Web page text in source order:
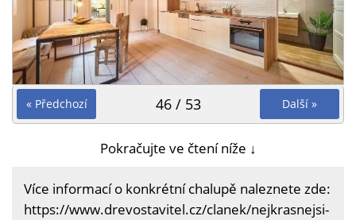
« Předchozí Další »
46 / 53
Pokračujte ve čtení níže ↓
Více informací o konkrétní chalupě naleznete zde:
https://www.drevostavitel.cz/clanek/nejkrasnejsi-